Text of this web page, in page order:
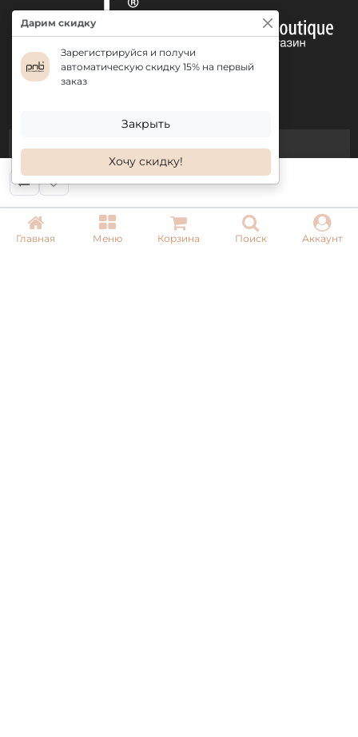
Главная Меню Корзина Поиск Аккаунт
КОНТАКТЫ
+ 38 (050) 075 35 05
+ 38 (097) 075 35 05
+ 38 (093) 075 35 05
Дарим скидку
Зарегистрируйся и получи
автоматическую скидку 15% на первый
заказ
Закрыть
Хочу скидку!